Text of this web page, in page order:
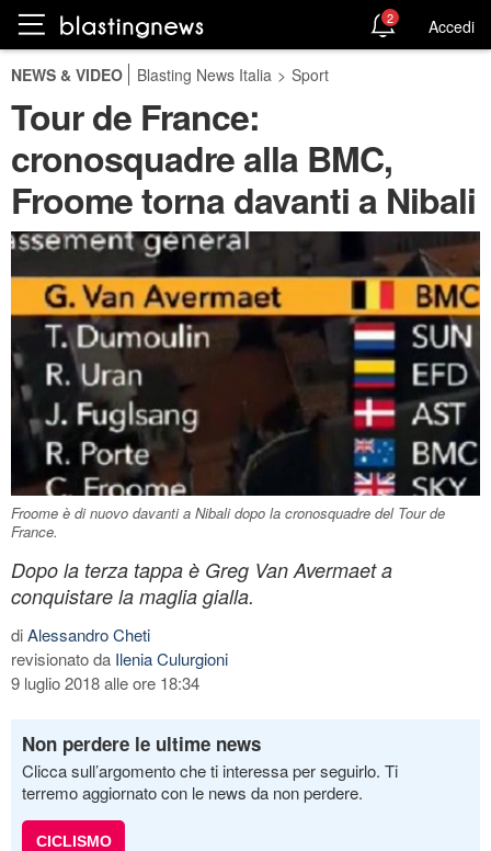
2 Accedi
NEWS & VIDEO Blasting News Italia > Sport
Tour de France:
cronosquadre alla BMC,
Froome torna davanti a Nibali
Froome è di nuovo davanti a Nibali dopo la cronosquadre del Tour de
France.
Dopo la terza tappa è Greg Van Avermaet a
conquistare la maglia gialla.
diAlessandro Cheti
revisionato da Ilenia Culurgioni
9 luglio 2018 alle ore 18:34
Non perdere le ultime news
Clicca sull’argomento che ti interessa per seguirlo. Ti
terremo aggiornato con le news da non perdere.
CICLISMO